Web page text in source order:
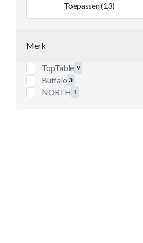
Toepassen(13)
Merk
TopTable 9
producten beschikbaar
Buffalo 3
producten beschikbaar
NORTH 1
producten beschikbaar